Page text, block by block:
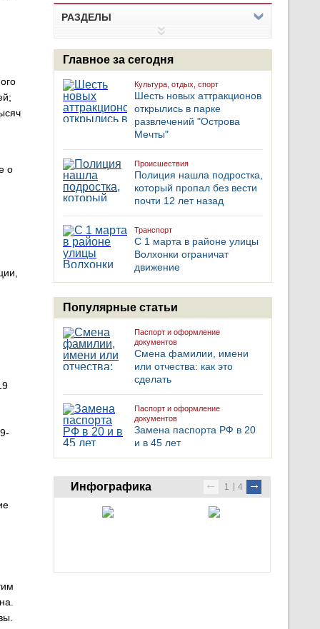
РАЗДЕЛЫ
Главное за сегодня
Культура, отдых, спорт
Шесть новых аттракционов
открылись в парке
развлечений "Острова
Мечты"
Происшествия
Полиция нашла подростка,
который пропал без вести
почти 12 лет назад
Транспорт
С 1 марта в районе улицы
Волхонки ограничат
движение
Популярные статьи
Паспорт и оформление
документов
Смена фамилии, имени
или отчества: как это
сделать
Паспорт и оформление
документов
Замена паспорта РФ в 20
и в 45 лет
Инфографика 1 4
о